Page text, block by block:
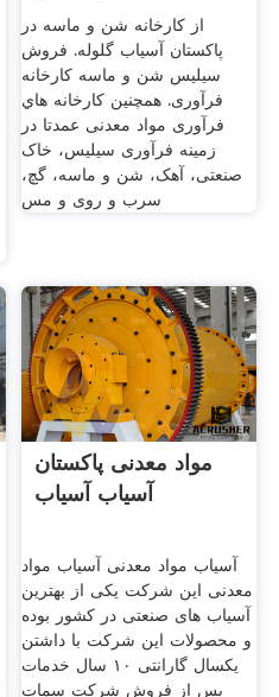
از کارخانه شن و ماسه در
پاکستان آسیاب گلوله. فروش
سیلیس شن و ماسه کارخانه
فرآوری. همچنین کارخانه هاي
فرآوری مواد معدنی عمدتا در
زمینه فرآوری سیلیس، خاک
صنعتی، آهک، شن و ماسه، گچ،
سرب و روی و مس
مواد معدنی پاکستان
آسیاب آسیاب
آسیاب مواد معدنی آسیاب مواد
معدنی این شرکت یکی از بهترین
آسیاب های صنعتی در کشور بوده
و محصولات این شرکت با داشتن
یکسال گارانتی ۱۰ سال خدمات
پس از فروش شرکت سمات